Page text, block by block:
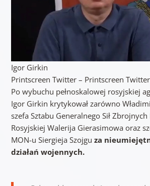
Igor Girkin
Printscreen Twitter – Printscreen Twitter
Po wybuchu pełnoskalowej rosyjskiej
Igor Girkin krytykował zarówno
szefa Sztabu Generalnego Sił Zbrojnych
Rosyjskiej Walerija Gierasimowa oraz
MON-u Siergieja Szojgu za
działań wojennych.